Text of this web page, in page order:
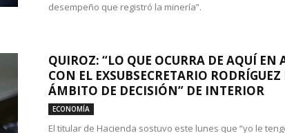
desempeño que registró la minería”.
QUIROZ: “LO QUE OCURRA DE AQUÍ EN
CON EL EXSUBSECRETARIO RODRÍGUEZ
ÁMBITO DE DECISIÓN” DE INTERIOR
ECONOMÍA
El titular de Hacienda sostuvo este lunes que “yo le